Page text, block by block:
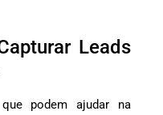
Leads
podem ajudar na